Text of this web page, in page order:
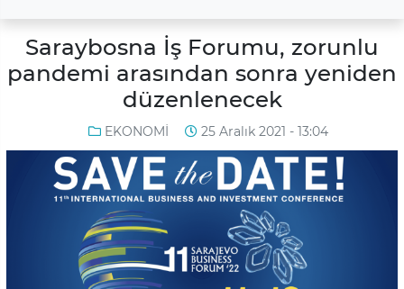
Saraybosna İş Forumu, zorunlu
pandemi arasından sonra yeniden
düzenlenecek
EKONOMİ 25 Aralık 2021 - 13:04